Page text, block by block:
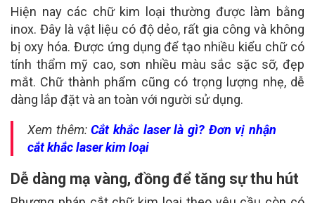
Hiện nay các chữ kim loại thường được làm bằng
inox. Đây là vật liệu có độ dẻo, rất gia công và không
bị oxy hóa. Được ứng dụng để tạo nhiều kiểu chữ có
tính thẩm mỹ cao, sơn nhiều màu sắc sặc sỡ, đẹp
mắt. Chữ thành phẩm cũng có trọng lượng nhẹ, dễ
dàng lắp đặt và an toàn với người sử dụng.
Xem thêm:Cắt khắc laser là gì? Đơn vị nhận
cắt khắc laser kim loại
Dễ dàng mạ vàng, đồng để tăng sự thu hút